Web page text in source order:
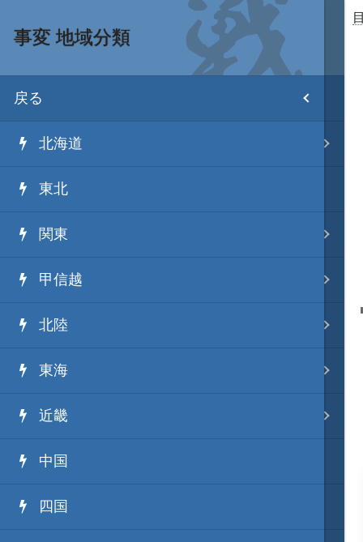
目次
武将 読み一覧
姫 読み一覧
家宝 分類一覧
城 地域分類
合戦 地域分類
事変 地域分類
事変 地域分類
戻る
北海道
東北
関東
甲信越
北陸
東海
近畿
中国
四国
逸話 分類一覧
戦国ニュース
寺社・城・庭園ニュース